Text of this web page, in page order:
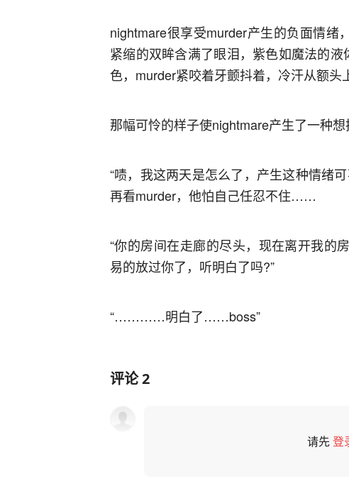
nightmare很享受murder产生的负面情绪
紧缩的双眸含满了眼泪，紫色如魔法的
色，murder紧咬着牙颤抖着，冷汗从额头
那幅可怜的样子使nightmare产生了一种
“啧，我这两天是怎么了，产生这种情绪
再看murder，他怕自己任忍不住……
“你的房间在走廊的尽头，现在离开我的
易的放过你了，听明白了吗?”
“…………明白了……boss”
评论2
请先登